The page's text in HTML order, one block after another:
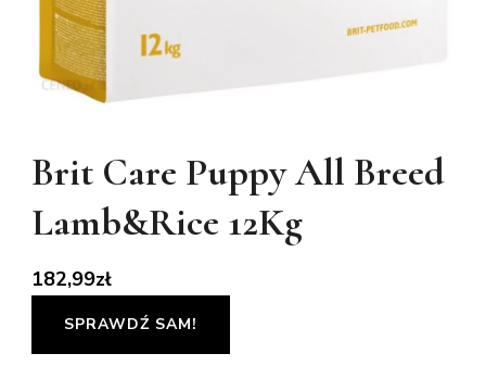
Brit Care Puppy All Breed
Lamb&Rice 12Kg
182,99zł
SPRAWDŹ SAM!